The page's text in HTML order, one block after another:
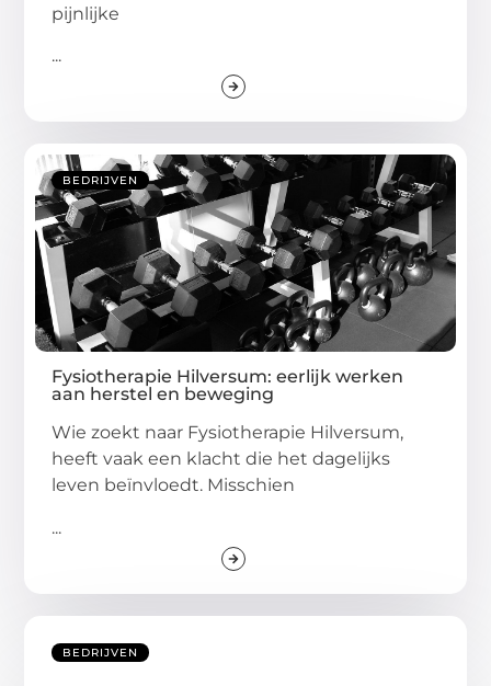
pijnlijke
...
BEDRIJVEN
Fysiotherapie Hilversum: eerlijk werken
aan herstel en beweging
Wie zoekt naar Fysiotherapie Hilversum,
heeft vaak een klacht die het dagelijks
leven beïnvloedt. Misschien
...
BEDRIJVEN